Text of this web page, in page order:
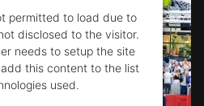
permitted to load due to
disclosed to the visitor.
needs to setup the site
this content to the list
used.